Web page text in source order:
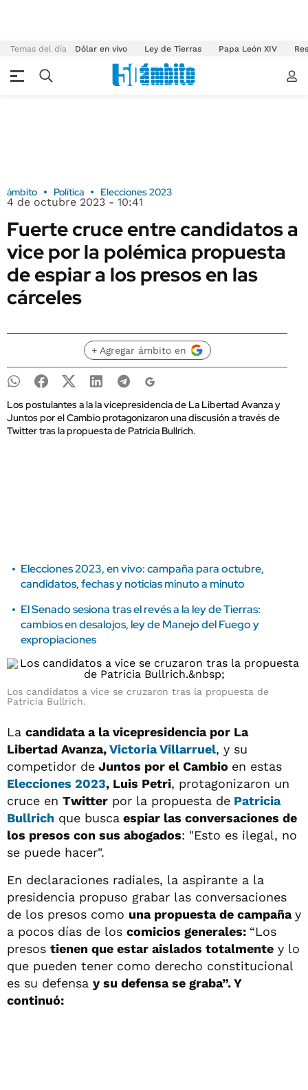
Temas del día Dólar en vivo Ley de Tierras Papa León XIV
ámbito Política Elecciones 2023
4 de octubre 2023 - 10:41
Fuerte cruce entre candidatos a
vice por la polémica propuesta
de espiar a los presos en las
cárceles
+ Agregar ámbito en
Los postulantes a la la vicepresidencia de La Libertad Avanza y
Juntos por el Cambio protagonizaron una discusión a través de
Twitter tras la propuesta de Patricia Bullrich.
Elecciones 2023, en vivo: campaña para octubre,
candidatos, fechas y noticias minuto a minuto
El Senado sesiona tras el revés a la ley de Tierras:
cambios en desalojos, ley de Manejo del Fuego y
expropiaciones
Los candidatos a vice se cruzaron tras la propuesta de
Patricia Bullrich.
La candidata a la vicepresidencia por La
Libertad Avanza,Victoria Villarruel, y su
competidor de Juntos por el Cambio en estas
Elecciones 2023, Luis Petri, protagonizaron un
cruce en Twitter por la propuesta de Patricia
Bullrich que busca espiar las conversaciones de
los presos con sus abogados: "Esto es ilegal, no
se puede hacer".
En declaraciones radiales, la aspirante a la
presidencia propuso grabar las conversaciones
de los presos como una propuesta de campañay
a pocos días de los comicios generales: “Los
presos tienen que estar aislados totalmente y lo
que pueden tener como derecho constitucional
es su defensa y su defensa se graba”. Y
continuó: